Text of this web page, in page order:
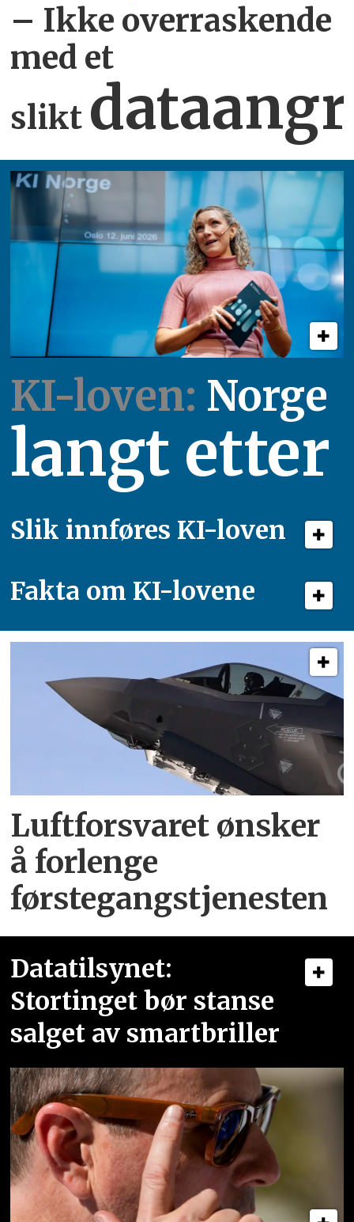
– Ikke overraskende
med et
slikt
KI-loven: Norge
langt etter
Slik innføres KI-loven
Fakta om KI-lovene
Luftforsvaret ønsker
å forlenge
førstegangstjenesten
Datatilsynet:
Stortinget bør stanse
salget av smartbriller